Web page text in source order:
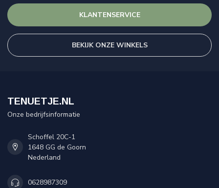
KLANTENSERVICE
BEKIJK ONZE WINKELS
TENUETJE.NL
Onze bedrijfsinformatie
Schoffel 20C-1
1648 GG de Goorn
Nederland
0628987309